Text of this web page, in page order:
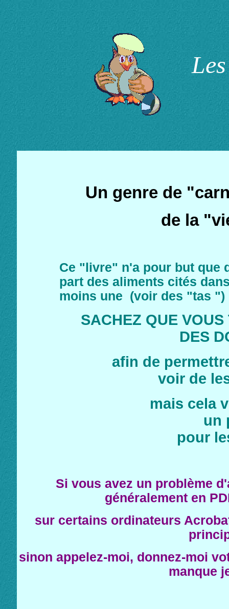
Un genre de
de la
Ce "livre" n'a pour but que
part des aliments cités
moins une (voir des "tas ")
SACHEZ QUE
DES
afin de
voir de
mais cela
un
pour
Si vous avez un problème
généralement en
sur certains ordinateurs
sinon appelez-moi, donnez-moi
manque